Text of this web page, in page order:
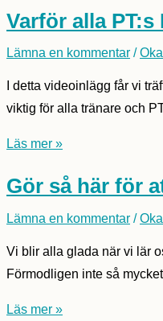
Tränarakademins
Grundare
Varför alla
Lämna en kommentar /
I detta videoinlägg får vi
viktig för alla tränare och
Varför
PT:s
BEHÖVER
(Nationell
Licens)
Läs mer »
Gör så här för
Lämna en kommentar /
Vi blir alla glada när vi lär
Förmodligen inte så
Gör
Läs mer »